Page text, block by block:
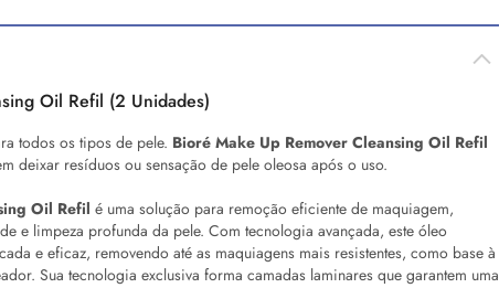
Oil Refil (2 Unidades)
todos os tipos de pele. Bioré Make Up Remover Cleansing Oil Refil
deixar resíduos ou sensação de pele oleosa após o uso.
Oil Refil é uma solução para remoção eficiente de maquiagem,
e limpeza profunda da pele. Com tecnologia avançada, este óleo
e eficaz, removendo até as maquiagens mais resistentes, como base à
Sua tecnologia exclusiva forma camadas laminares que garantem uma